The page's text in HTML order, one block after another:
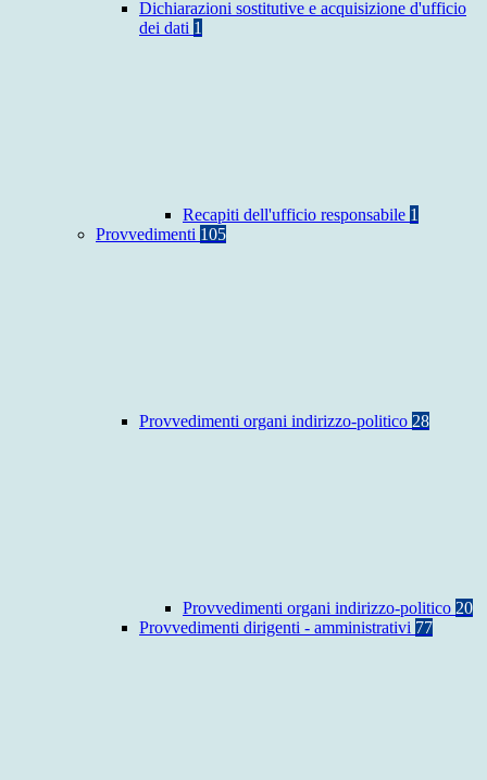
Dichiarazioni sostitutive e acquisizione d'ufficio
dei dati 1
Recapiti dell'ufficio responsabile 1
Provvedimenti 105
Provvedimenti organi indirizzo-politico 28
Provvedimenti organi indirizzo-politico 20
Provvedimenti dirigenti - amministrativi 77